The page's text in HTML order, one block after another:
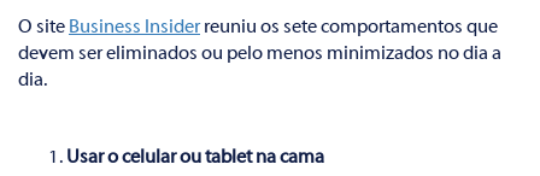
O site Business Insiderreuniu os sete comportamentos que
devem ser eliminados ou pelo menos minimizados no dia a
dia.
Usar o celular ou tablet na cama